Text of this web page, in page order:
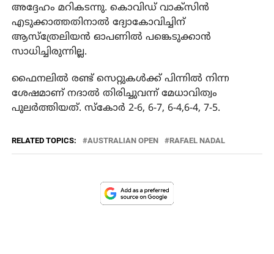
അദ്ദേഹം മറികടന്നു. കൊവിഡ് വാക്‌സിന്‍
എടുക്കാത്തതിനാല്‍ ദ്യോകോവിച്ചിന്
ആസ്‌ത്രേലിയന്‍ ഓപണില്‍ പങ്കെടുക്കാന്‍
സാധിച്ചിരുന്നില്ല.
ഫൈനലില്‍ രണ്ട് സെറ്റുകള്‍ക്ക് പിന്നില്‍ നിന്ന
ശേഷമാണ് നദാല്‍ തിരിച്ചുവന്ന് മേധാവിത്വം
പുലര്‍ത്തിയത്. സ്‌കോര്‍ 2-6, 6-7, 6-4,6-4, 7-5.
RELATED TOPICS: AUSTRALIAN OPEN RAFAEL NADAL